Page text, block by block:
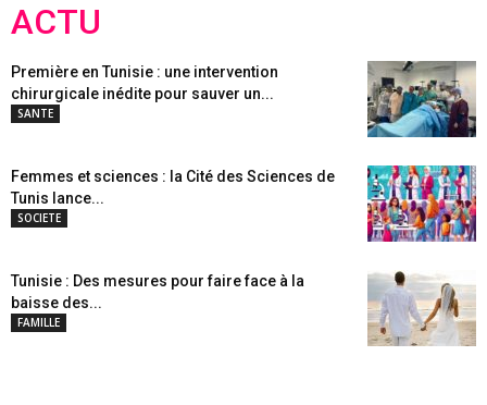
ACTU
Première en Tunisie : une intervention
chirurgicale inédite pour sauver un...
SANTE
Femmes et sciences : la Cité des Sciences de
Tunis lance...
SOCIETE
Tunisie : Des mesures pour faire face à la
baisse des...
FAMILLE